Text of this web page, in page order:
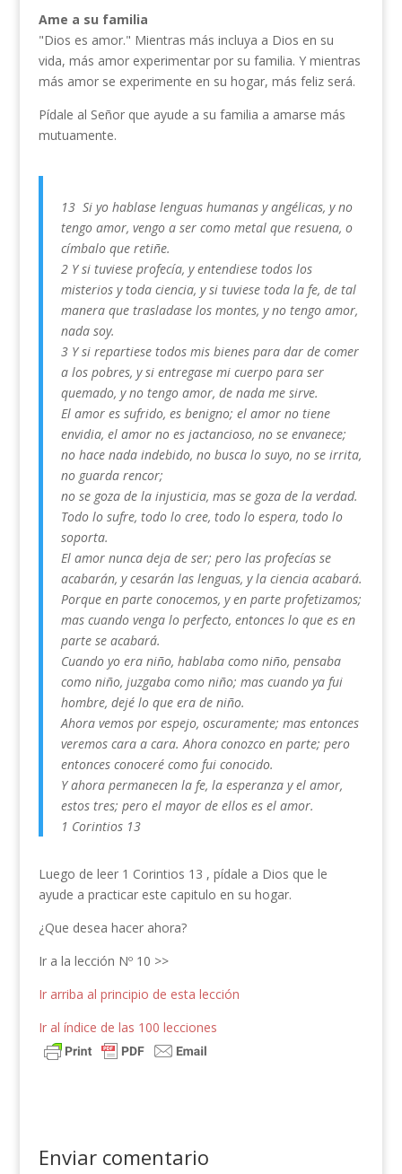
Ame a su familia
"Dios es amor." Mientras más incluya a Dios en su
vida, más amor experimentar por su familia. Y mientras
más amor se experimente en su hogar, más feliz será.
Pídale al Señor que ayude a su familia a amarse más
mutuamente.
13 Si yo hablase lenguas humanas y angélicas, y no
tengo amor, vengo a ser como metal que resuena, o
címbalo que retiñe.
2 Y si tuviese profecía, y entendiese todos los
misterios y toda ciencia, y si tuviese toda la fe, de tal
manera que trasladase los montes, y no tengo amor,
nada soy.
3 Y si repartiese todos mis bienes para dar de comer
a los pobres, y si entregase mi cuerpo para ser
quemado, y no tengo amor, de nada me sirve.
El amor es sufrido, es benigno; el amor no tiene
envidia, el amor no es jactancioso, no se envanece;
no hace nada indebido, no busca lo suyo, no se irrita,
no guarda rencor;
no se goza de la injusticia, mas se goza de la verdad.
Todo lo sufre, todo lo cree, todo lo espera, todo lo
soporta.
El amor nunca deja de ser; pero las profecías se
acabarán, y cesarán las lenguas, y la ciencia acabará.
Porque en parte conocemos, y en parte profetizamos;
mas cuando venga lo perfecto, entonces lo que es en
parte se acabará.
Cuando yo era niño, hablaba como niño, pensaba
como niño, juzgaba como niño; mas cuando ya fui
hombre, dejé lo que era de niño.
Ahora vemos por espejo, oscuramente; mas entonces
veremos cara a cara. Ahora conozco en parte; pero
entonces conoceré como fui conocido.
Y ahora permanecen la fe, la esperanza y el amor,
estos tres; pero el mayor de ellos es el amor.
1 Corintios 13
Luego de leer 1 Corintios 13 , pídale a Dios que le
ayude a practicar este capitulo en su hogar.
¿Que desea hacer ahora?
Ir a la lección Nº 10 >>
Ir arriba al principio de esta lección
Ir al índice de las 100 lecciones
Enviar comentario